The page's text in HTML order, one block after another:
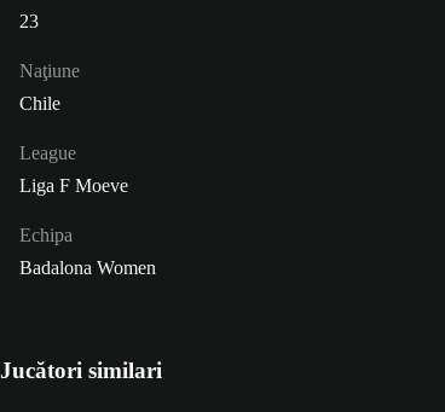
23
Naţiune
Chile
League
Liga F Moeve
Echipa
Badalona Women
Jucători similari